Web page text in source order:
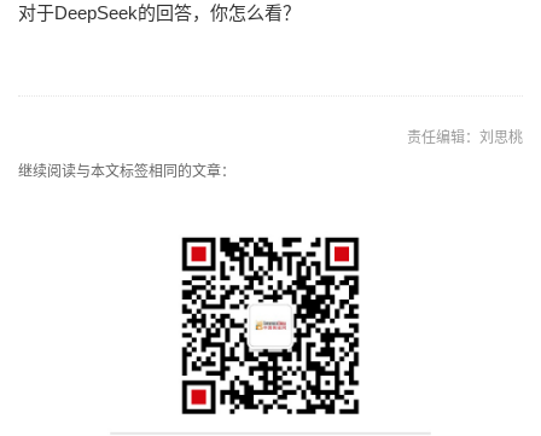
对于DeepSeek的回答，你怎么看？
责任编辑：刘思桃
继续阅读与本文标签相同的文章：